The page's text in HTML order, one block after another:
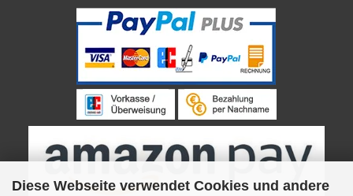
Diese Webseite verwendet Cookies und andere